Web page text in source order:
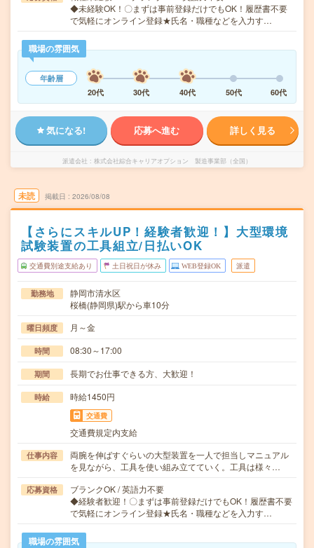
◆未経験OK！〇まずは事前登録だけでもOK！履歴書不要
で気軽にオンライン登録★氏名・職種などを入力す…
職場の雰囲気
年齢層
20代
30代 40代 50代 60代
気になる! 応募へ進む 詳しく見る
派遣会社 株式会社綜合キャリアオプション 製造事業部（全国）
未読 掲載日 2026/08/08
【さらにスキルUP！経験者歓迎！】大型環境
試験装置の工具組立/日払いOK
交通費別途支給あり 土日祝日が休み WEB登録OK 派遣
勤務地
静岡市清水区
桜橋(静岡県)駅から車10分
曜日頻度 月～金
時間 08:30～17:00
期間 長期でお仕事できる方、大歓迎！
時給 時給1450円
交通費
交通費規定内支給
仕事内容
両腕を伸ばすぐらいの大型装置を一人で担当しマニュアル
を見ながら、工具を使い組み立てていく。工具は様々…
応募資格
ブランクOK / 英語力不要
◆経験者歓迎！〇まずは事前登録だけでもOK！履歴書不要
で気軽にオンライン登録★氏名・職種などを入力す…
職場の雰囲気